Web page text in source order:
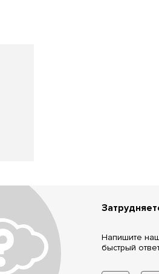
Напишите
быстрый